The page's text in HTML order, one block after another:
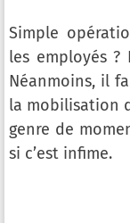
Simple
les employés
Néanmoins, il
la mobilisation
genre de
si c’est infime.